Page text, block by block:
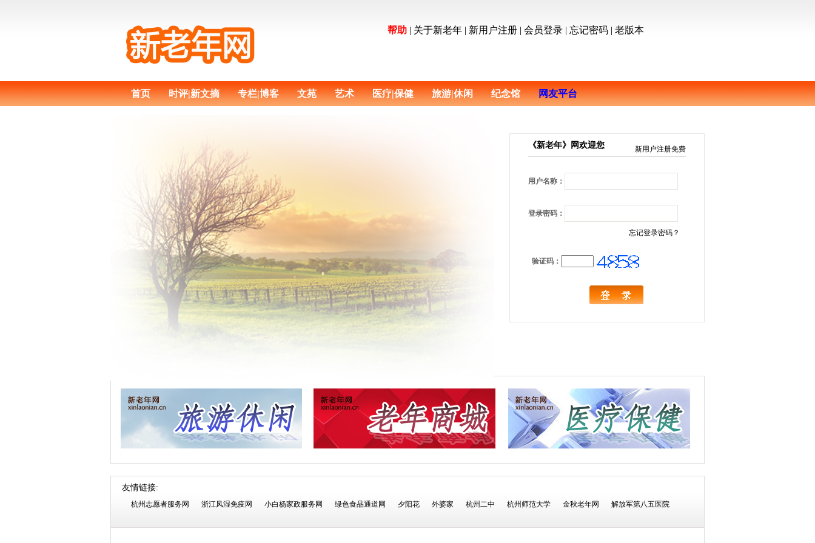
帮助 | 关于新老年 | 新用户注册 | 会员登录 | 忘记密码 | 老版本
首页 时评|新文摘 专栏|博客 文苑 艺术 医疗|保健 旅游|休闲 纪念馆 网友平台
《新老年》网欢迎您 新用户注册免费
用户名称：
登录密码：
忘记登录密码？
验证码：
友情链接:
杭州志愿者服务网 浙江风湿免疫网 小白杨家政服务网 绿色食品通道网 夕阳花 外婆家 杭州二中 杭州师范大学 金秋老年网 解放军第八五医院